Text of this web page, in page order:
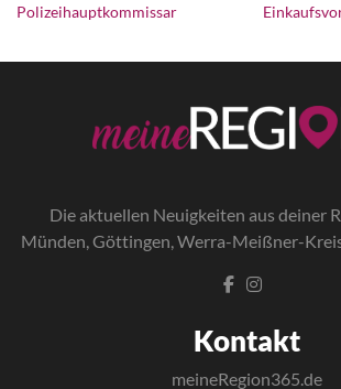
Polizeihauptkommissar
Die aktuellen Neuigkeiten aus deiner
Münden, Göttingen, Werra-Meißner-
Kontakt
meineRegion365.de